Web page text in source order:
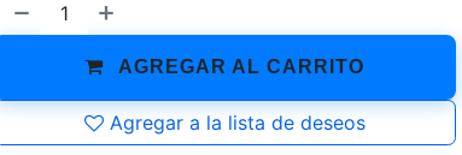
AGREGAR AL CARRITO
Agregar a la lista de deseos